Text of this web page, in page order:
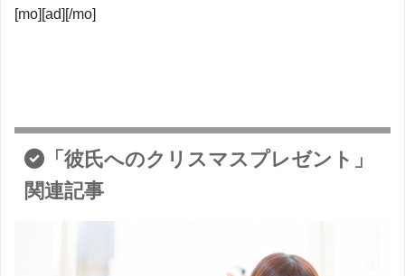
[mo][ad][/mo]
「彼氏へのクリスマスプレゼント」
関連記事